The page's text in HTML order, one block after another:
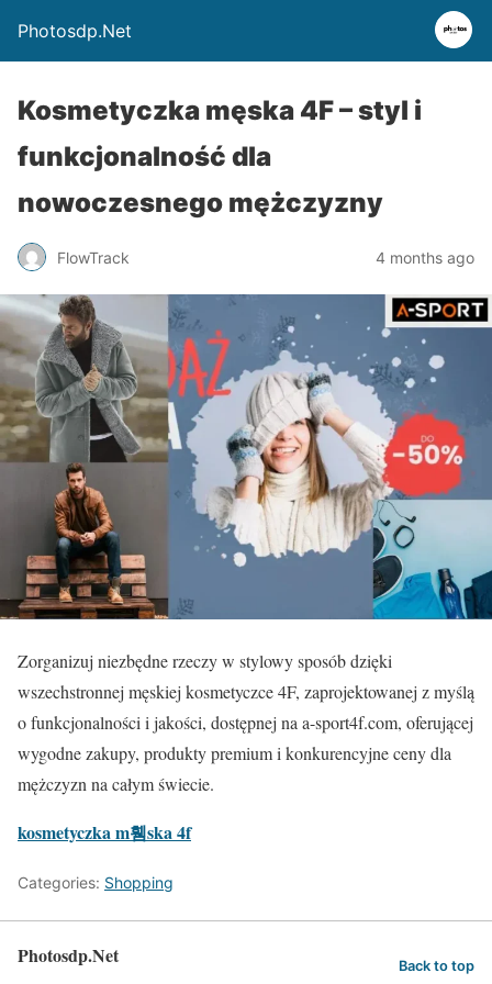
Photosdp.Net
Kosmetyczka męska 4F – styl i
funkcjonalność dla
nowoczesnego mężczyzny
FlowTrack 4 months ago
Zorganizuj niezbędne rzeczy w stylowy sposób dzięki
wszechstronnej męskiej kosmetyczce 4F, zaprojektowanej z myślą
o funkcjonalności i jakości, dostępnej na a-sport4f.com, oferującej
wygodne zakupy, produkty premium i konkurencyjne ceny dla
mężczyzn na całym świecie.
kosmetyczka m휌ska 4f
Categories: Shopping
Photosdp.Net Back to top